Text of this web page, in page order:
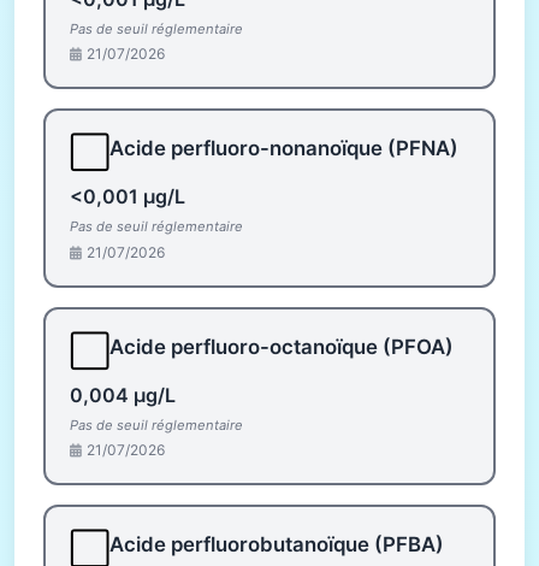
Pas de seuil réglementaire
21/07/2026
Acide perfluoro-nonanoïque (PFNA)
<0,001 µg/L
Pas de seuil réglementaire
21/07/2026
Acide perfluoro-octanoïque (PFOA)
0,004 µg/L
Pas de seuil réglementaire
21/07/2026
Acide perfluorobutanoïque (PFBA)